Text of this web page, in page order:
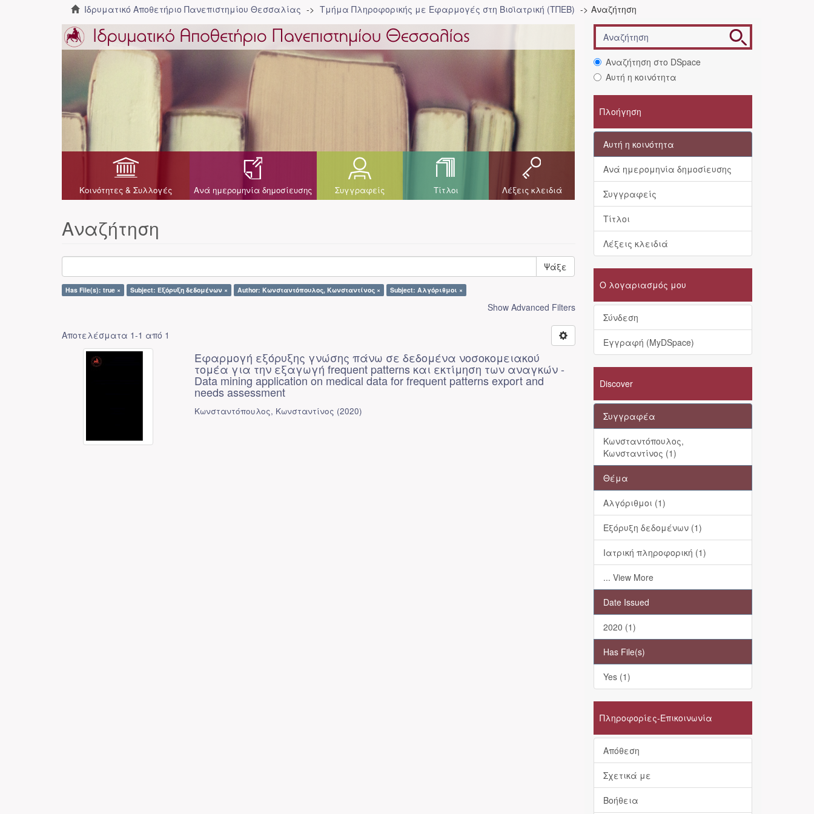
Ιδρυματικό Αποθετήριο Πανεπιστημίου Θεσσαλίας Τμήμα Πληροφορικής με Εφαρμογές στη Βιοϊατρική (ΤΠΕΒ) Αναζήτηση
Κοινότητες & Συλλογές Ανά ημερομηνία δημοσίευσης Συγγραφείς Τίτλοι Λέξεις κλειδιά
Αναζήτηση
Ψάξε
Has File(s): true × Subject: Εξόρυξη δεδομένων × Author: Κωνσταντόπουλος, Κωνσταντίνος × Subject: Αλγόριθμοι ×
Show Advanced Filters
Αποτελέσματα 1-1 από 1
Εφαρμογή εξόρυξης γνώσης πάνω σε δεδομένα νοσοκομειακού
τομέα για την εξαγωγή frequent patterns και εκτίμηση των αναγκών -
Data mining application on medical data for frequent patterns export and
needs assessment
Κωνσταντόπουλος, Κωνσταντίνος (2020)
Αναζήτηση στο DSpace
Αυτή η κοινότητα
Πλοήγηση
Αυτή η κοινότητα
Ανά ημερομηνία δημοσίευσης
Συγγραφείς
Τίτλοι
Λέξεις κλειδιά
Ο λογαριασμός μου
Σύνδεση
Εγγραφή (MyDSpace)
Discover
Συγγραφέα
Κωνσταντόπουλος,
Κωνσταντίνος (1)
Θέμα
Αλγόριθμοι (1)
Εξόρυξη δεδομένων (1)
Ιατρική πληροφορική (1)
... View More
Date Issued
2020 (1)
Has File(s)
Yes (1)
Πληροφορίες-Επικοινωνία
Απόθεση
Σχετικά με
Βοήθεια